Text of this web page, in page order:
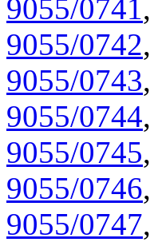
9055/0741,
9055/0742,
9055/0743,
9055/0744,
9055/0745,
9055/0746,
9055/0747,